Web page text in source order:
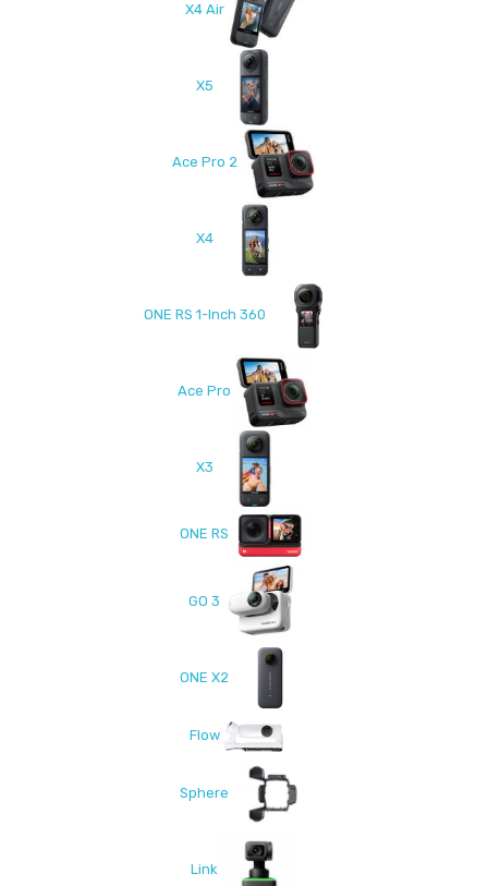
X4 Air
X5
Ace Pro 2
X4
ONE RS 1-Inch 360
Ace Pro
X3
ONE RS
GO 3
ONE X2
Flow
Sphere
Link